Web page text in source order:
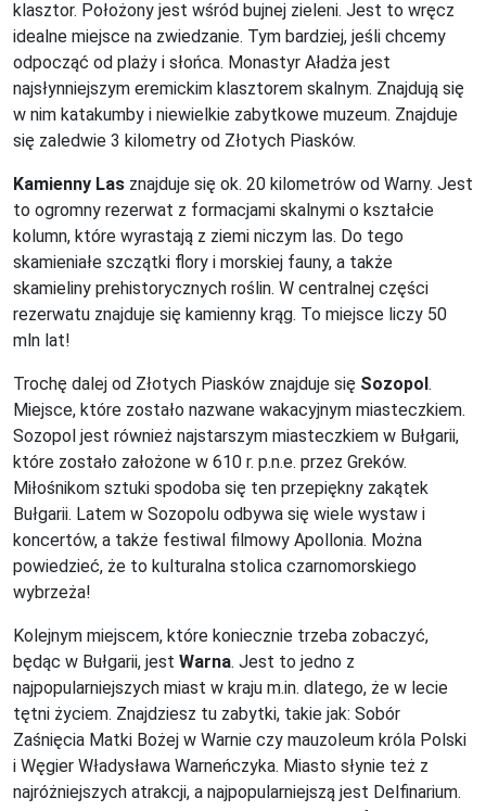
klasztor. Położony jest wśród bujnej zieleni. Jest to wręcz
idealne miejsce na zwiedzanie. Tym bardziej, jeśli chcemy
odpocząć od plaży i słońca. Monastyr Aładża jest
najsłynniejszym eremickim klasztorem skalnym. Znajdują się
w nim katakumby i niewielkie zabytkowe muzeum. Znajduje
się zaledwie 3 kilometry od Złotych Piasków.
Kamienny Las znajduje się ok. 20 kilometrów od Warny. Jest
to ogromny rezerwat z formacjami skalnymi o kształcie
kolumn, które wyrastają z ziemi niczym las. Do tego
skamieniałe szczątki flory i morskiej fauny, a także
skamieliny prehistorycznych roślin. W centralnej części
rezerwatu znajduje się kamienny krąg. To miejsce liczy 50
mln lat!
Trochę dalej od Złotych Piasków znajduje się Sozopol.
Miejsce, które zostało nazwane wakacyjnym miasteczkiem.
Sozopol jest również najstarszym miasteczkiem w Bułgarii,
które zostało założone w 610 r. p.n.e. przez Greków.
Miłośnikom sztuki spodoba się ten przepiękny zakątek
Bułgarii. Latem w Sozopolu odbywa się wiele wystaw i
koncertów, a także festiwal filmowy Apollonia. Można
powiedzieć, że to kulturalna stolica czarnomorskiego
wybrzeża!
Kolejnym miejscem, które koniecznie trzeba zobaczyć,
będąc w Bułgarii, jest Warna. Jest to jedno z
najpopularniejszych miast w kraju m.in. dlatego, że w lecie
tętni życiem. Znajdziesz tu zabytki, takie jak: Sobór
Zaśnięcia Matki Bożej w Warnie czy mauzoleum króla Polski
i Węgier Władysława Warneńczyka. Miasto słynie też z
najróżniejszych atrakcji, a najpopularniejszą jest Delfinarium.